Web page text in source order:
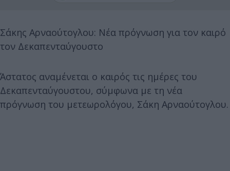
Σάκης Αρναούτογλου: Νέα πρόγνωση για τον καιρό
τον Δεκαπενταύγουστο
Άστατος αναμένεται ο καιρός τις ημέρες του
Δεκαπενταύγουστου, σύμφωνα με τη νέα
πρόγνωση του μετεωρολόγου, Σάκη Αρναούτογλου.